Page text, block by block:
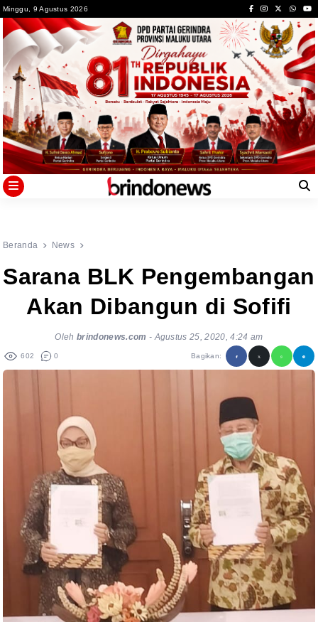
to
content
Minggu, 9 Agustus 2026
Beranda News
Sarana BLK Pengembangan
Akan Dibangun di Sofifi
Olehbrindonews.com -Agustus 25, 2020, 4:24 am
602 0 Bagikan: